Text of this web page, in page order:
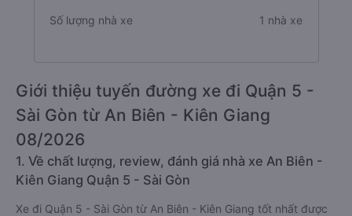
Số lượng nhà xe 1 nhà xe
Giới thiệu tuyến đường xe đi Quận 5 -
Sài Gòn từ An Biên - Kiên Giang
08/2026
1. Về chất lượng, review, đánh giá nhà xe An Biên -
Kiên Giang Quận 5 - Sài Gòn
Xe đi Quận 5 - Sài Gòn từ An Biên - Kiên Giang tốt nhất được